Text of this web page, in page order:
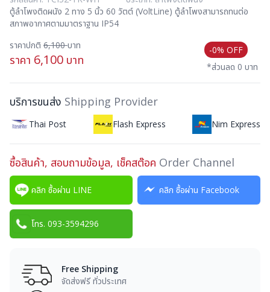
ตู้ลำโพงติดผนัง 2 ทาง 5 นิ้ว 60 วัตต์ (VoltLine) ตู้ลำโพงสามารถทนต่อ
สภาพอากาศตามมาตราฐาน IP54
ราคาปกติ 6,100บาท
ราคา 6,100 บาท
-0% OFF
*ส่วนลด 0 บาท
บริการขนส่ง Shipping Provider
Thai Post Flash Express Nim Express
ซื้อสินค้า, สอบถามข้อมูล, เช็คสต๊อค Order Channel
คลิก ซื้อผ่าน LINE คลิก ซื้อผ่าน Facebook
โทร. 093-3594296
Free Shipping
จัดส่งฟรี ทั่วประเทศ